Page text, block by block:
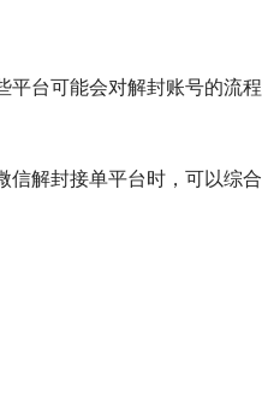
平台可能会对解封账号的流程
信解封接单平台时，可以综合